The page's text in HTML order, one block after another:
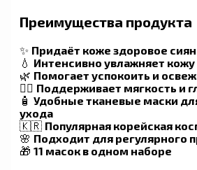
Преимущества продукта
✨ Придаёт коже здоровое
💧 Интенсивно увлажняет кожу
🌿 Помогает успокоить и
💆‍♀️ Поддерживает мягкость и
🧴 Удобные тканевые маски
ухода
🇰🇷 Популярная корейская
🌸 Подходит для регулярного
🎁 11 масок в одном наборе